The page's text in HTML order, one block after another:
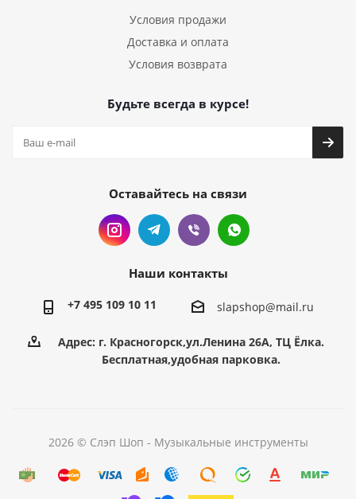
Условия продажи
Доставка и оплата
Условия возврата
Будьте всегда в курсе!
Оставайтесь на связи
Наши контакты
+7 495 109 10 11 slapshop@mail.ru
Адрес: г. Красногорск,ул.Ленина 26А, ТЦ Ёлка.
Бесплатная,удобная парковка.
2026 © Слэп Шоп - Музыкальные инструменты